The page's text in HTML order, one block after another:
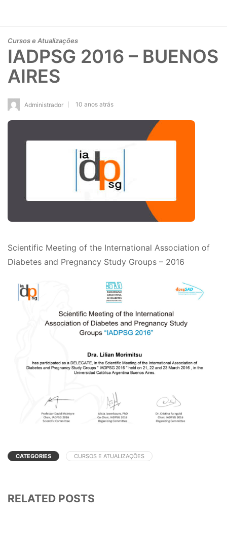
Cursos e Atualizações
IADPSG 2016 – BUENOS
AIRES
Administrador 10 anos atrás
Scientific Meeting of the International Association of
Diabetes and Pregnancy Study Groups – 2016
CATEGORIES CURSOS E ATUALIZAÇÕES
RELATED POSTS